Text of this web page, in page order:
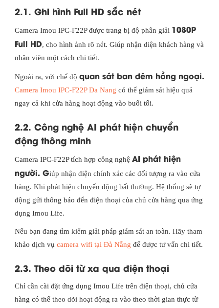
2.1. Ghi hình Full HD sắc nét
Camera Imou IPC-F22P được trang bị độ phân giải 1080P
Full HD, cho hình ảnh rõ nét. Giúp nhận diện khách hàng và
nhân viên một cách chi tiết.
Ngoài ra, với chế độ quan sát ban đêm hồng ngoại.
Camera Imou IPC-F22P Da Nang có thể giám sát hiệu quả
ngay cả khi cửa hàng hoạt động vào buổi tối.
2.2. Công nghệ AI phát hiện chuyển
động thông minh
Camera IPC-F22P tích hợp công nghệ AI phát hiện
người. Giúp nhận diện chính xác các đối tượng ra vào cửa
hàng. Khi phát hiện chuyển động bất thường. Hệ thống sẽ tự
động gửi thông báo đến điện thoại của chủ cửa hàng qua ứng
dụng Imou Life.
Nếu bạn đang tìm kiếm giải pháp giám sát an toàn. Hãy tham
khảo dịch vụ camera wifi tại Đà Nẵng để được tư vấn chi tiết.
2.3. Theo dõi từ xa qua điện thoại
Chỉ cần cài đặt ứng dụng Imou Life trên điện thoại, chủ cửa
hàng có thể theo dõi hoạt động ra vào theo thời gian thực từ